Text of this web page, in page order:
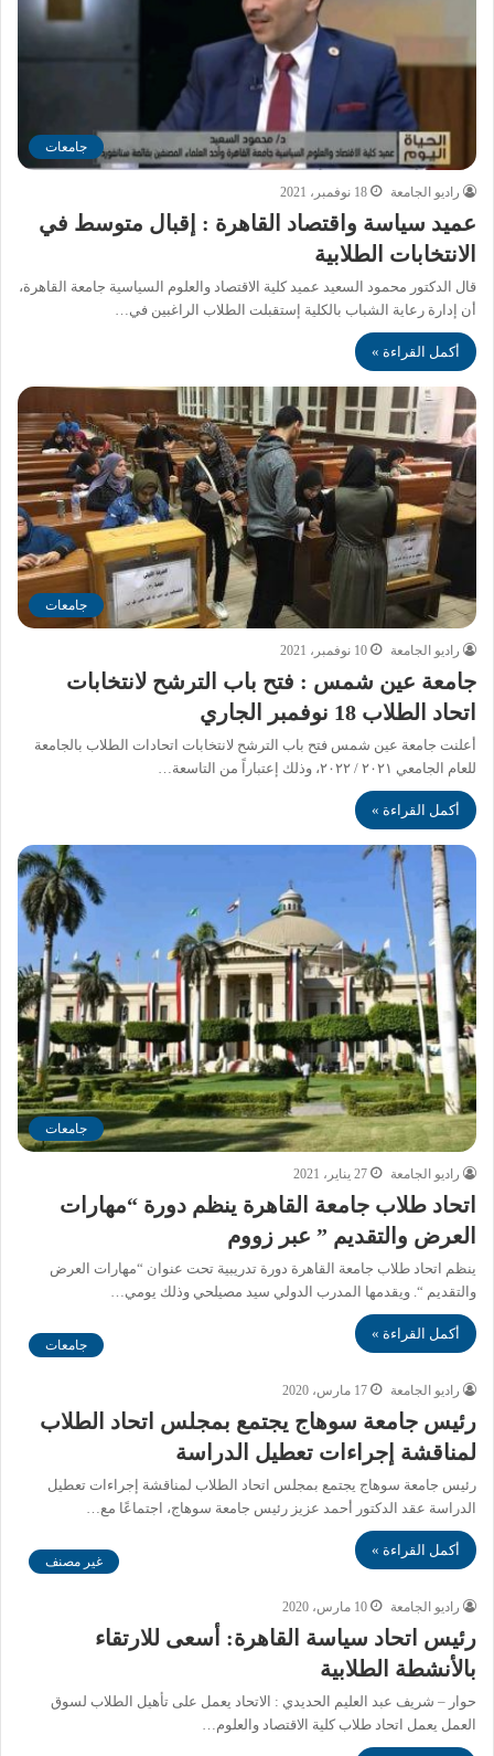
جامعات
راديو الجامعة 18 نوفمبر، 2021
عميد سياسة واقتصاد القاهرة : إقبال متوسط في
الانتخابات الطلابية
قال الدكتور محمود السعيد عميد كلية الاقتصاد والعلوم السياسية جامعة القاهرة،
أن إدارة رعاية الشباب بالكلية إستقبلت الطلاب الراغبين في…
أكمل القراءة »
جامعات
راديو الجامعة 10 نوفمبر، 2021
جامعة عين شمس : فتح باب الترشح لانتخابات
اتحاد الطلاب 18 نوفمبر الجاري
أعلنت جامعة عين شمس فتح باب الترشح لانتخابات اتحادات الطلاب بالجامعة
للعام الجامعي ٢٠٢١ / ٢٠٢٢، وذلك إعتباراً من التاسعة…
أكمل القراءة »
جامعات
راديو الجامعة 27 يناير، 2021
اتحاد طلاب جامعة القاهرة ينظم دورة “مهارات
العرض والتقديم ” عبر زووم
ينظم اتحاد طلاب جامعة القاهرة دورة تدريبية تحت عنوان “مهارات العرض
والتقديم “. ويقدمها المدرب الدولي سيد مصيلحي وذلك يومي…
أكمل القراءة »
جامعات
راديو الجامعة 17 مارس، 2020
رئيس جامعة سوهاج يجتمع بمجلس اتحاد الطلاب
لمناقشة إجراءات تعطيل الدراسة
رئيس جامعة سوهاج يجتمع بمجلس اتحاد الطلاب لمناقشة إجراءات تعطيل
الدراسة عقد الدكتور أحمد عزيز رئيس جامعة سوهاج، اجتماعًا مع…
أكمل القراءة »
غير مصنف
راديو الجامعة 10 مارس، 2020
رئيس اتحاد سياسة القاهرة: أسعى للارتقاء
بالأنشطة الطلابية
حوار – شريف عبد العليم الحديدي : الاتحاد يعمل على تأهيل الطلاب لسوق
العمل يعمل اتحاد طلاب كلية الاقتصاد والعلوم…